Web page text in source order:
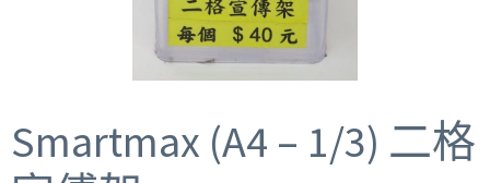
Smartmax (A4 – 1/3) 二格